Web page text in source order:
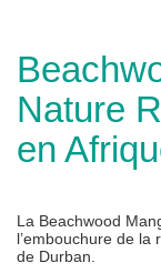
Nature
en
La Beachwood
l’embouchure de
de Durban.